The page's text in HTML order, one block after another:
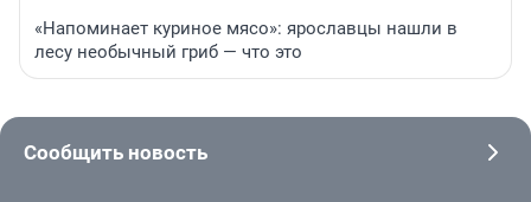
«Напоминает куриное мясо»: ярославцы нашли в
лесу необычный гриб — что это
Сообщить новость